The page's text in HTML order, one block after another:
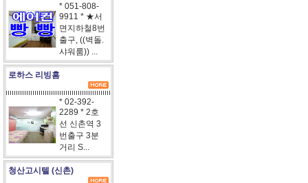
* 051-808-
9911 * ★서
면지하철8번
출구, ((벽돌.
샤워룸)) ...
로하스 리빙홈
* 02-392-
2289 * 2호
선 신촌역 3
번출구 3분
거리 S...
청산고시텔 (신촌)